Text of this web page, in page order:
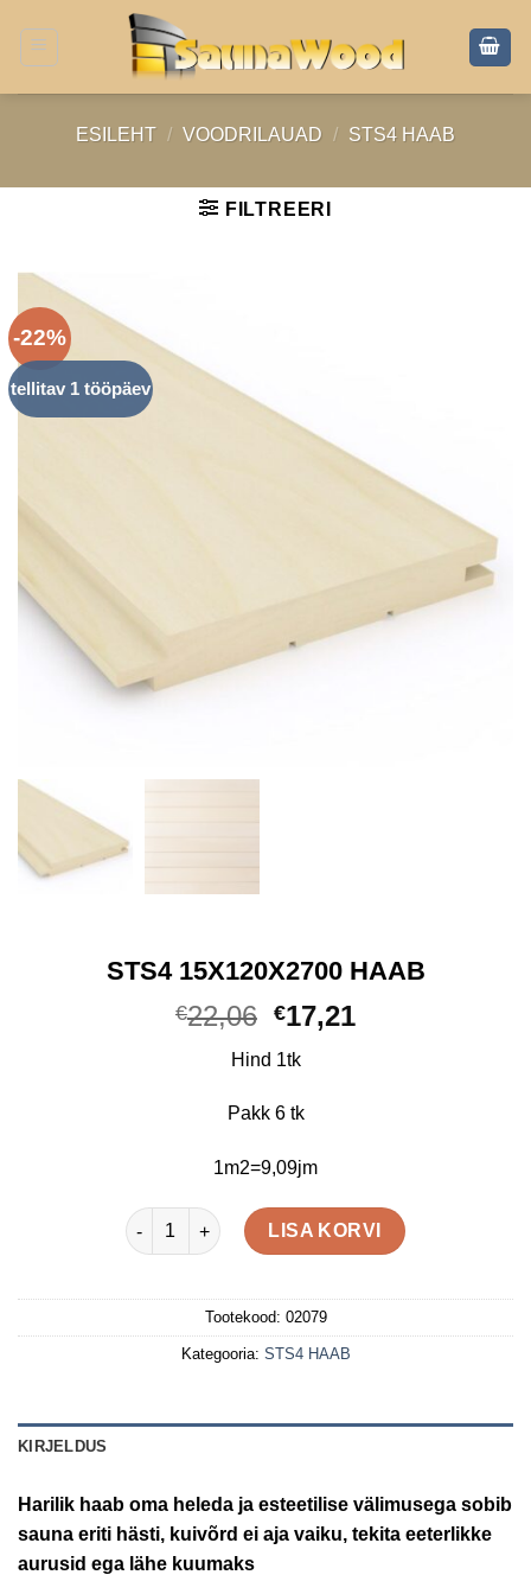
content
ESILEHT / VOODRILAUAD / STS4 HAAB
FILTREERI
-22%
tellitav 1 tööpäev
STS4 15X120X2700 HAAB
€22,06 Algne
oli:
€22,06.
€17,21Praegune
Hind 1tk
Pakk 6 tk
1m2=9,09jm
STS4 15X120X2700 HAAB kogus
LISA KORVI
Tootekood: 02079
Kategooria: STS4 HAAB
KIRJELDUS
Harilik haab oma heleda ja esteetilise välimusega sobib
sauna eriti hästi, kuivõrd ei aja vaiku, tekita eeterlikke
aurusid ega lähe kuumaks